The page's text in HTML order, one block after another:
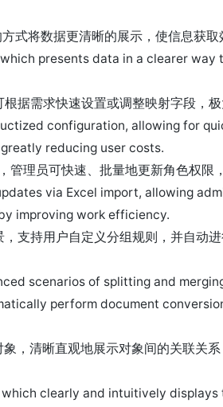
式将数据更清晰的展示，使信息获取
presents data in a clearer way
据需求快速设置或调整映射字段，极
configuration, allowing for
reducing user costs.
理员可快速、批量地更新角色权限
via Excel import, allowing
improving work efficiency.
支持用户自定义分组规则，并自动
scenarios of splitting and
perform document
，清晰直观地展示对象间的关联关
clearly and intuitively